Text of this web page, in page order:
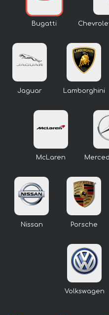
Bugatti
Jaguar Lamborghini
McLaren
Nissan Porsche
Volkswagen